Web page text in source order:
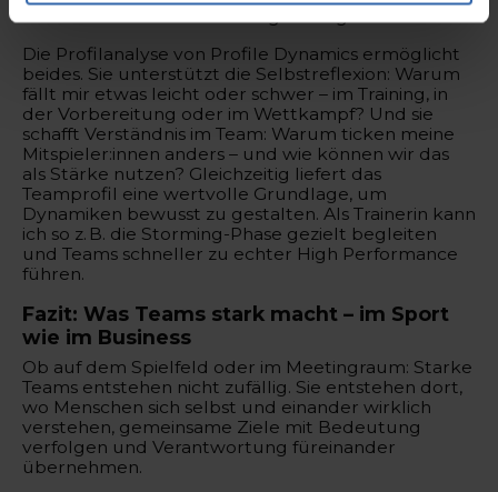
Die Profilanalyse von Profile Dynamics ermöglicht
beides. Sie unterstützt die Selbstreflexion: Warum
fällt mir etwas leicht oder schwer – im Training, in
der Vorbereitung oder im Wettkampf? Und sie
schafft Verständnis im Team: Warum ticken meine
Mitspieler:innen anders – und wie können wir das
als Stärke nutzen? Gleichzeitig liefert das
Teamprofil eine wertvolle Grundlage, um
Dynamiken bewusst zu gestalten. Als Trainerin kann
ich so z. B. die Storming-Phase gezielt begleiten
und Teams schneller zu echter High Performance
führen.
Fazit: Was Teams stark macht – im Sport
wie im Business
Ob auf dem Spielfeld oder im Meetingraum: Starke
Teams entstehen nicht zufällig. Sie entstehen dort,
wo Menschen sich selbst und einander wirklich
verstehen, gemeinsame Ziele mit Bedeutung
verfolgen und Verantwortung füreinander
übernehmen.